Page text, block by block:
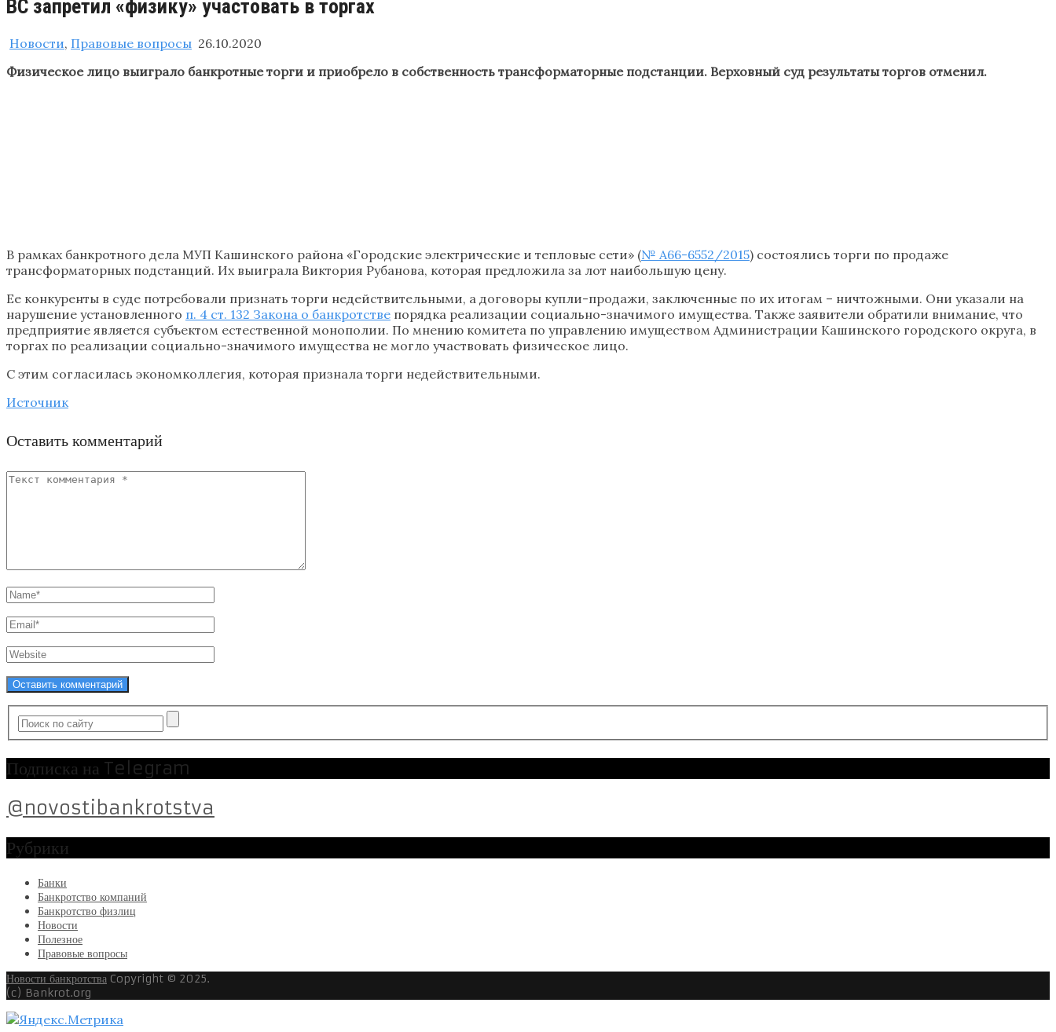
ВС запретил «физику» участовать в торгах
Новости, Правовые вопросы 26.10.2020
Физическое лицо выиграло банкротные торги и приобрело в собственность трансформаторные подстанции. Верховный суд результаты торгов отменил.
В рамках банкротного дела МУП Кашинского района «Городские электрические и тепловые сети» (№ А66-6552/2015) состоялись торги по продаже
трансформаторных подстанций. Их выиграла Виктория Рубанова, которая предложила за лот наибольшую цену.
Ее конкуренты в суде потребовали признать торги недействительными, а договоры купли-продажи, заключенные по их итогам – ничтожными. Они указали на
нарушение установленного п. 4 ст. 132 Закона о банкротстве порядка реализации социально-значимого имущества. Также заявители обратили внимание, что
предприятие является субъектом естественной монополии. По мнению комитета по управлению имуществом Администрации Кашинского городского округа, в
торгах по реализации социально-значимого имущества не могло участвовать физическое лицо.
С этим согласилась экономколлегия, которая признала торги недействительными.
Источник
Оставить комментарий
Подписка на Telegram
@novostibankrotstva
Рубрики
Банки
Банкротство компаний
Банкротство физлиц
Новости
Полезное
Правовые вопросы
Новости банкротства Copyright © 2025.
(c) Bankrot.org